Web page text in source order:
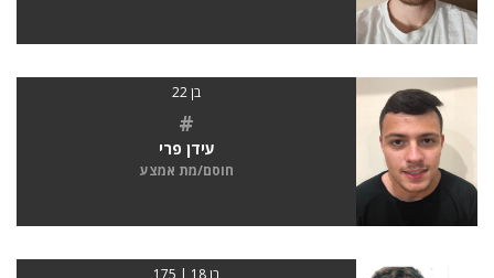
בן 22
#
עידן פרי
חוסם/מת אמצע